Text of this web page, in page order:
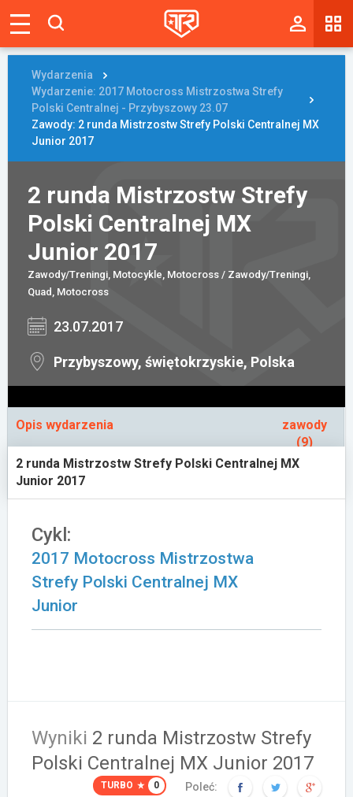
Tablica
Wyniki
Blogi
Wydarzenia
Giełda
Ranking
Wydarzenia
Wydarzenie: 2017 Motocross Mistrzostwa Strefy
Polski Centralnej - Przybyszowy 23.07
Zawody: 2 runda Mistrzostw Strefy Polski Centralnej MX
Junior 2017
2 runda Mistrzostw Strefy
Polski Centralnej MX
Junior 2017
Zawody/Treningi, Motocykle, Motocross / Zawody/Treningi,
Quad, Motocross
23.07.2017
Przybyszowy, świętokrzyskie, Polska
Opis wydarzenia
zawody
(9)
2 runda Mistrzostw Strefy Polski Centralnej MX
Junior 2017
Cykl:
2017 Motocross Mistrzostwa
Strefy Polski Centralnej MX
Junior
Wyniki 2 runda Mistrzostw Strefy
Polski Centralnej MX Junior 2017
TURBO 0 Poleć: